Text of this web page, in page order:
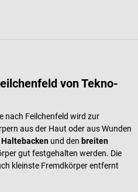
von Tekno-
nach Feilchenfeld wird zur
aus der Haut oder aus Wunden
und den breiten
gut festgehalten werden. Die
kleinste Fremdkörper entfernt